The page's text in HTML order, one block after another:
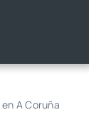
A Coruña